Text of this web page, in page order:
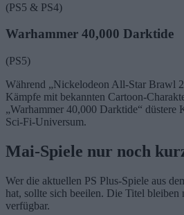
(PS5 & PS4)
Warhammer 40,000 Darktide
(PS5)
Während „Nickelodeon All-Star Brawl
Kämpfe mit bekannten Cartoon-
„Warhammer 40,000 Darktide“
Sci-Fi-Universum.
Mai-Spiele nur noch
Wer die aktuellen PS Plus-Spiele aus
hat, sollte sich beeilen. Die Titel bleiben
verfügbar.